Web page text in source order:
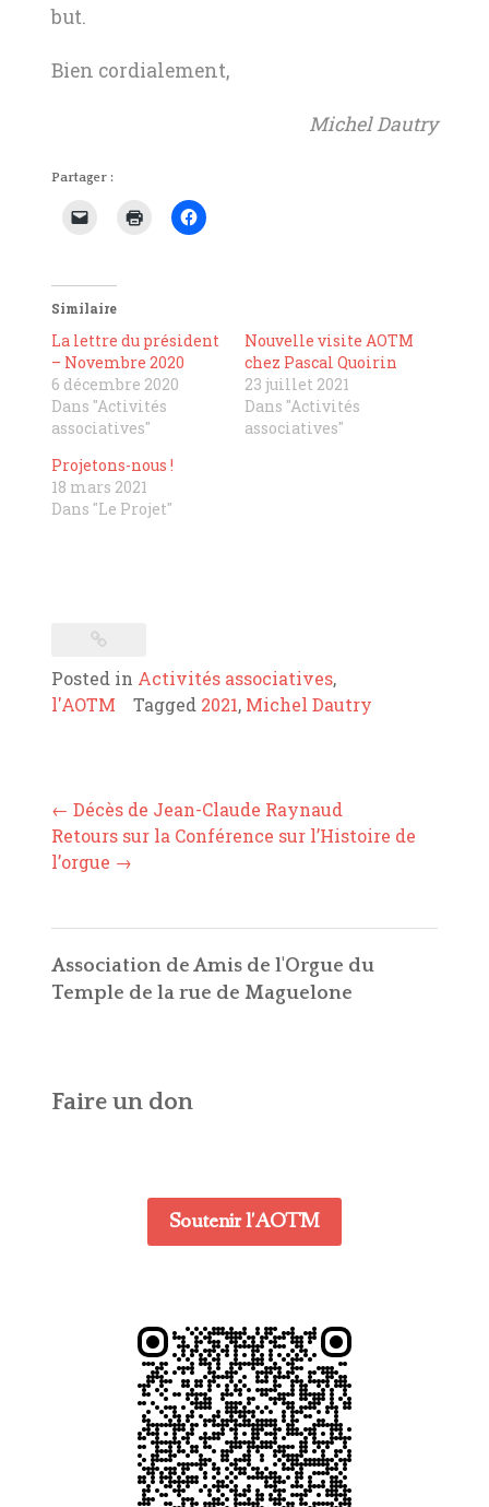
but.
Bien cordialement,
Michel Dautry
Partager :
Similaire
La lettre du président
– Novembre 2020
6 décembre 2020
Dans "Activités
associatives"
Nouvelle visite AOTM
chez Pascal Quoirin
23 juillet 2021
Dans "Activités
associatives"
Projetons-nous !
18 mars 2021
Dans "Le Projet"
Posted in Activités associatives,
l'AOTM
Tagged 2021, Michel Dautry
Post
navigation
← Décès de Jean-Claude Raynaud
Retours sur la Conférence sur l’Histoire de
l’orgue →
Association de Amis de l'Orgue du
Temple de la rue de Maguelone
Faire un don
Soutenir l'AOTM